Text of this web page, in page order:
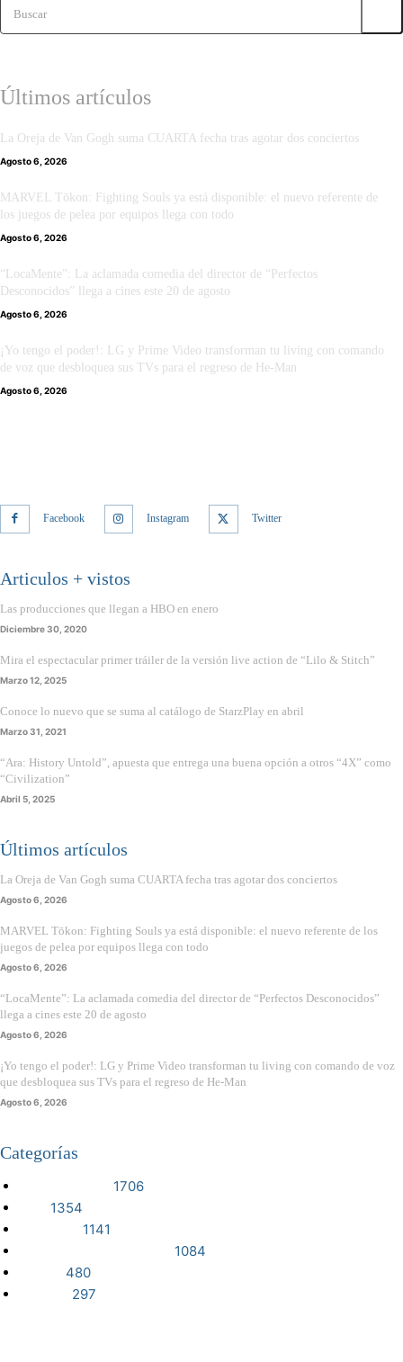
Buscar
Últimos artículos
La Oreja de Van Gogh suma CUARTA fecha tras agotar dos conciertos
Agosto 6, 2026
MARVEL Tōkon: Fighting Souls ya está disponible: el nuevo referente de
los juegos de pelea por equipos llega con todo
Agosto 6, 2026
“LocaMente”: La aclamada comedia del director de “Perfectos
Desconocidos” llega a cines este 20 de agosto
Agosto 6, 2026
¡Yo tengo el poder!: LG y Prime Video transforman tu living con comando
de voz que desbloquea sus TVs para el regreso de He-Man
Agosto 6, 2026
Facebook Instagram Twitter
Articulos + vistos
Las producciones que llegan a HBO en enero
Diciembre 30, 2020
Mira el espectacular primer tráiler de la versión live action de “Lilo & Stitch”
Marzo 12, 2025
Conoce lo nuevo que se suma al catálogo de StarzPlay en abril
Marzo 31, 2021
“Ara: History Untold”, apuesta que entrega una buena opción a otros “4X” como
“Civilization”
Abril 5, 2025
Últimos artículos
La Oreja de Van Gogh suma CUARTA fecha tras agotar dos conciertos
Agosto 6, 2026
MARVEL Tōkon: Fighting Souls ya está disponible: el nuevo referente de los
juegos de pelea por equipos llega con todo
Agosto 6, 2026
“LocaMente”: La aclamada comedia del director de “Perfectos Desconocidos”
llega a cines este 20 de agosto
Agosto 6, 2026
¡Yo tengo el poder!: LG y Prime Video transforman tu living con comando de voz
que desbloquea sus TVs para el regreso de He-Man
Agosto 6, 2026
Categorías
1706
1354
1141
1084
480
297